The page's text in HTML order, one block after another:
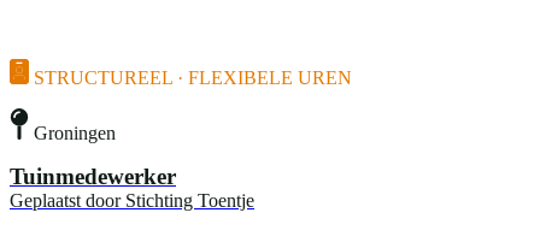
STRUCTUREEL · FLEXIBELE UREN
Groningen
Tuinmedewerker
Geplaatst door Stichting Toentje